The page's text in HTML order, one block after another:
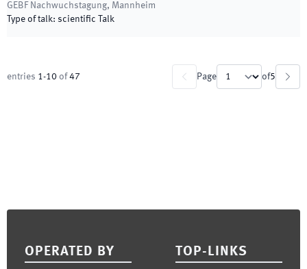
GEBF Nachwuchstagung, Mannheim
Type of talk: scientific Talk
entries 1-10 of 47 Page of5
OPERATED BY TOP-LINKS